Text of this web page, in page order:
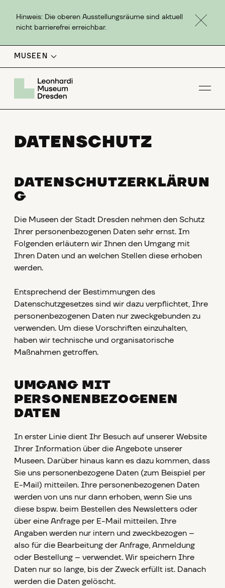
Hinweis: Die oberen Ausstellungsräume sind aktuell
nicht barrierefrei erreichbar.
MUSEEN
DATENSCHUTZ
DATENSCHUTZERKLÄRUN
G
Die Museen der Stadt Dresden nehmen den Schutz
Ihrer personenbezogenen Daten sehr ernst. Im
Folgenden erläutern wir Ihnen den Umgang mit
Ihren Daten und an welchen Stellen diese erhoben
werden.
Entsprechend der Bestimmungen des
Datenschutzgesetzes sind wir dazu verpflichtet, Ihre
personenbezogenen Daten nur zweckgebunden zu
verwenden. Um diese Vorschriften einzuhalten,
haben wir technische und organisatorische
Maßnahmen getroffen.
UMGANG MIT
PERSONENBEZOGENEN
DATEN
In erster Linie dient Ihr Besuch auf unserer Website
Ihrer Information über die Angebote unserer
Museen. Darüber hinaus kann es dazu kommen, dass
Sie uns personenbezogene Daten (zum Beispiel per
E-Mail) mitteilen. Ihre personenbezogenen Daten
werden von uns nur dann erhoben, wenn Sie uns
diese bspw. beim Bestellen des Newsletters oder
über eine Anfrage per E-Mail mitteilen. Ihre
Angaben werden nur intern und zweckbezogen –
also für die Bearbeitung der Anfrage, Anmeldung
oder Bestellung – verwendet. Wir speichern Ihre
Daten nur so lange, bis der Zweck erfüllt ist. Danach
werden die Daten gelöscht.